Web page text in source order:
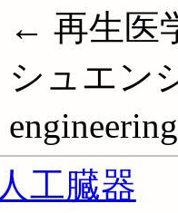
← 再生医
シュエン
engineering
人工臓器